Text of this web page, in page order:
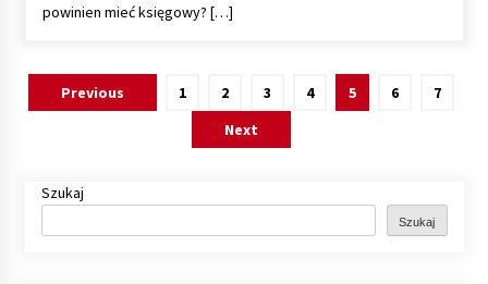
powinien mieć księgowy? […]
Stronicowanie
Previous 1 2 3 4 5 6
7
Next
Szukaj
Szukaj